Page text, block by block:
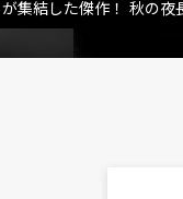
集結した傑作！ 秋の